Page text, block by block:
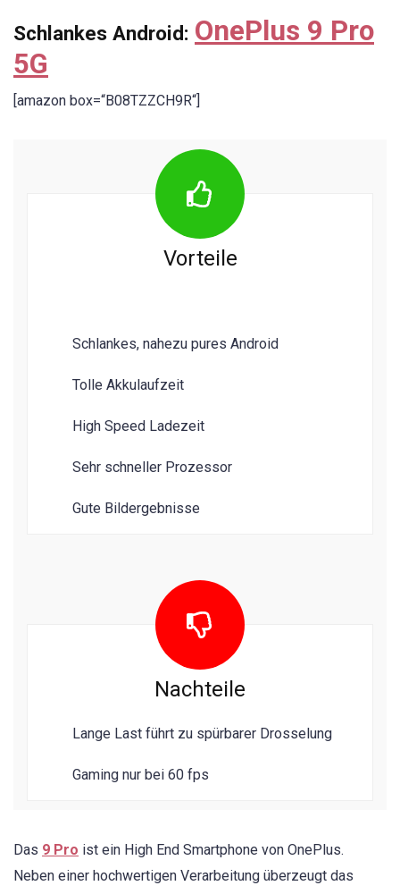
Schlankes Android: OnePlus 9 Pro
5G
[amazon box=“B08TZZCH9R“]
Vorteile
Schlankes, nahezu pures Android
Tolle Akkulaufzeit
High Speed Ladezeit
Sehr schneller Prozessor
Gute Bildergebnisse
Nachteile
Lange Last führt zu spürbarer Drosselung
Gaming nur bei 60 fps
Das 9 Pro ist ein High End Smartphone von OnePlus.
Neben einer hochwertigen Verarbeitung überzeugt das